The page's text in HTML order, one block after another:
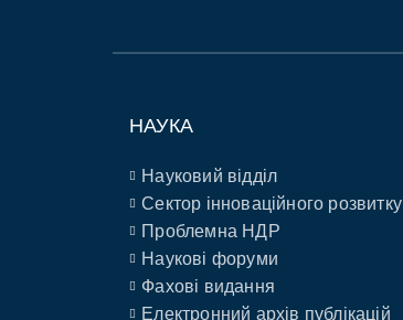
НАУКА
Науковий відділ
Сектор інноваційного розвитку
Проблемна НДР
Наукові форуми
Фахові видання
Електронний архів публікацій